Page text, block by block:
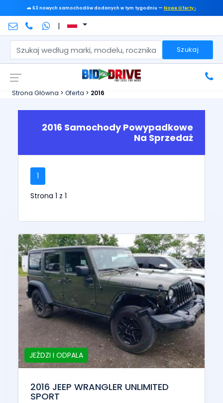
🚗 63 nowych samochodów dodanych w tym tygodniu — Nowe Oferty ›
|
Szukaj
Strona Główna > Oferta > 2016
2016 Samochody Powypadkowe
Na Sprzedaż
1
Strona 1 z 1
JEŹDZI I ODPALA
2016 JEEP WRANGLER UNLIMITED
SPORT